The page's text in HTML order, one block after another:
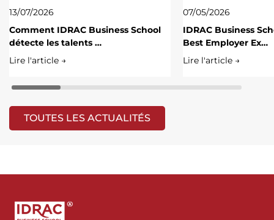
13/07/2026
Comment IDRAC Business School
détecte les talents …
Lire l'article →
07/05/2026
IDRAC Business
Best Employer Ex…
Lire l'article →
TOUTES LES ACTUALITÉS